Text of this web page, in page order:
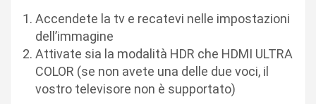
Accendete la tv e recatevi nelle impostazioni
dell’immagine
Attivate sia la modalità HDR che HDMI ULTRA
COLOR (se non avete una delle due voci, il
vostro televisore non è supportato)